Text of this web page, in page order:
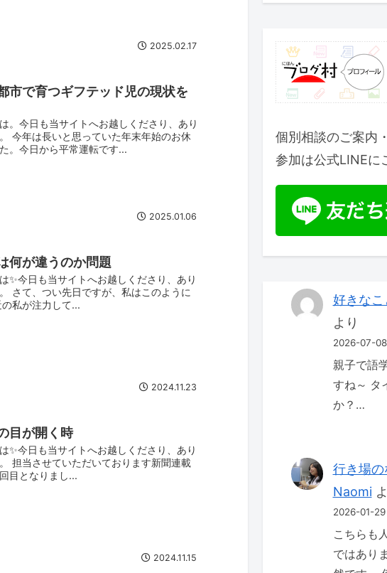
2025.02.17
市で育つギフテッド児の現状を
。今日も当サイトへお越しくださり、あり
今年は長いと思っていた年末年始のお休
。今日から平常運転です...
2025.01.06
何が違うのか問題
✨今日も当サイトへお越しくださり、あり
さて、つい先日ですが、私はこのように
私が注力して...
2024.11.23
目が開く時
✨今日も当サイトへお越しくださり、あり
担当させていただいております新聞連載
目となりまし...
2024.11.15
個別相談のご案内
参加は公式LINEに
好きなこ
より
2026-07-08
親子で語
すね～ タ
か？…
行き場
Naomi
2026-01-29
こちらも
ではあり